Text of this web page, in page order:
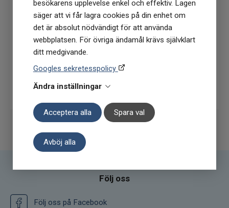
besökarens upplevelse enkel och effektiv. Lagen
säger att vi får lagra cookies på din enhet om
det är absolut nödvändigt för att använda
webbplatsen. För övriga ändamål krävs självklart
ditt medgivande.
Googles sekretesspolicy
Ändra inställningar
Acceptera alla Spara val
Avböj alla
köptillfälle på ordinarie priser)
Följ oss
Följ oss på Facebook